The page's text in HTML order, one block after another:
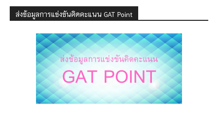
ส่งข้อมูลการแข่งขันคิดคะแนน GAT Point